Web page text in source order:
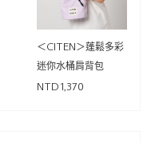
＜CITEN＞蓬鬆多彩
迷你水桶肩背包
NTD1,370